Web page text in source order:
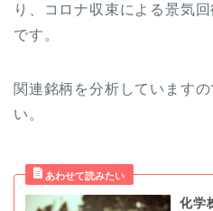
り、コロナ収束による景気
です。
関連銘柄を分析しています
い。
化学